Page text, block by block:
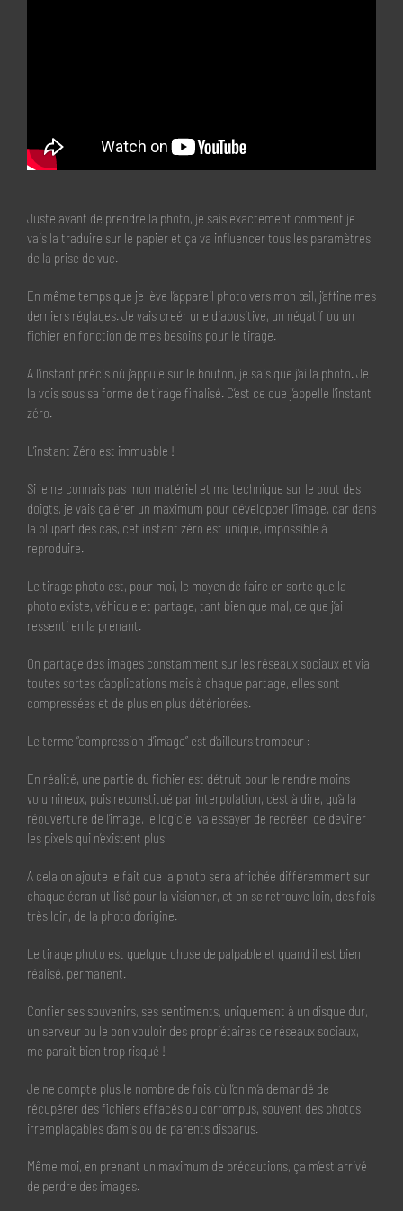
Juste avant de prendre la photo, je sais exactement comment je
vais la traduire sur le papier et ça va influencer tous les paramètres
de la prise de vue.
En même temps que je lève l’appareil photo vers mon œil, j’affine mes
derniers réglages. Je vais creér une diapositive, un négatif ou un
fichier en fonction de mes besoins pour le tirage.
A l’instant précis où j’appuie sur le bouton, je sais que j’ai la photo. Je
la vois sous sa forme de tirage finalisé. C’est ce que j’appelle l’instant
zéro.
L’instant Zéro est immuable !
Si je ne connais pas mon matériel et ma technique sur le bout des
doigts, je vais galérer un maximum pour développer l’image, car dans
la plupart des cas, cet instant zéro est unique, impossible à
reproduire.
Le tirage photo est, pour moi, le moyen de faire en sorte que la
photo existe, véhicule et partage, tant bien que mal, ce que j’ai
ressenti en la prenant.
On partage des images constamment sur les réseaux sociaux et via
toutes sortes d’applications mais à chaque partage, elles sont
compressées et de plus en plus détériorées.
Le terme “compression d’image” est d’ailleurs trompeur :
En réalité, une partie du fichier est détruit pour le rendre moins
volumineux, puis reconstitué par interpolation, c’est à dire, qu’à la
réouverture de l’image, le logiciel va essayer de recréer, de deviner
les pixels qui n’existent plus.
A cela on ajoute le fait que la photo sera affichée différemment sur
chaque écran utilisé pour la visionner, et on se retrouve loin, des fois
très loin, de la photo d’origine.
Le tirage photo est quelque chose de palpable et quand il est bien
réalisé, permanent.
Confier ses souvenirs, ses sentiments, uniquement à un disque dur,
un serveur ou le bon vouloir des propriétaires de réseaux sociaux,
me parait bien trop risqué !
Je ne compte plus le nombre de fois où l’on m’a demandé de
récupérer des fichiers effacés ou corrompus, souvent des photos
irremplaçables d’amis ou de parents disparus.
Même moi, en prenant un maximum de précautions, ça m’est arrivé
de perdre des images.